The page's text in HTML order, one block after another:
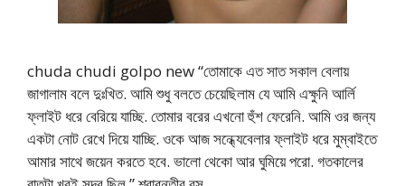
chuda chudi golpo new “তোমাকে এত সাত সকাল বেলায়
জাগালাম বলে দুঃখিত. আমি শুধু বলতে চেয়েছিলাম যে আমি এক্ষুনি আর্লি
ফ্লাইট ধরে বেরিয়ে যাচ্ছি. তোমার বরের এখনো হুঁশ ফেরেনি. আমি ওর জন্য
একটা নোট রেখে দিয়ে যাচ্ছি. ওকে আজ সন্ধ্যেবেলার ফ্লাইট ধরে মুম্বাইতে
আমার সাথে জয়েন করতে হবে. ভালো থেকো আর ঘুমিয়ে পরো. গতকালের